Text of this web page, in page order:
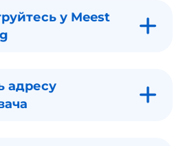
у Meest
адресу